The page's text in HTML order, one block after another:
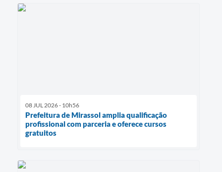
08 JUL 2026 - 10h56
Prefeitura de Mirassol amplia qualificação
profissional com parceria e oferece cursos
gratuitos